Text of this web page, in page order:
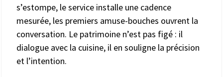
s’estompe, le service installe une cadence
mesurée, les premiers amuse-bouches ouvrent la
conversation. Le patrimoine n’est pas figé : il
dialogue avec la cuisine, il en souligne la précision
et l’intention.